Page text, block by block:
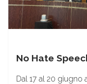
No Hate
Dal 17 al 20 giugno